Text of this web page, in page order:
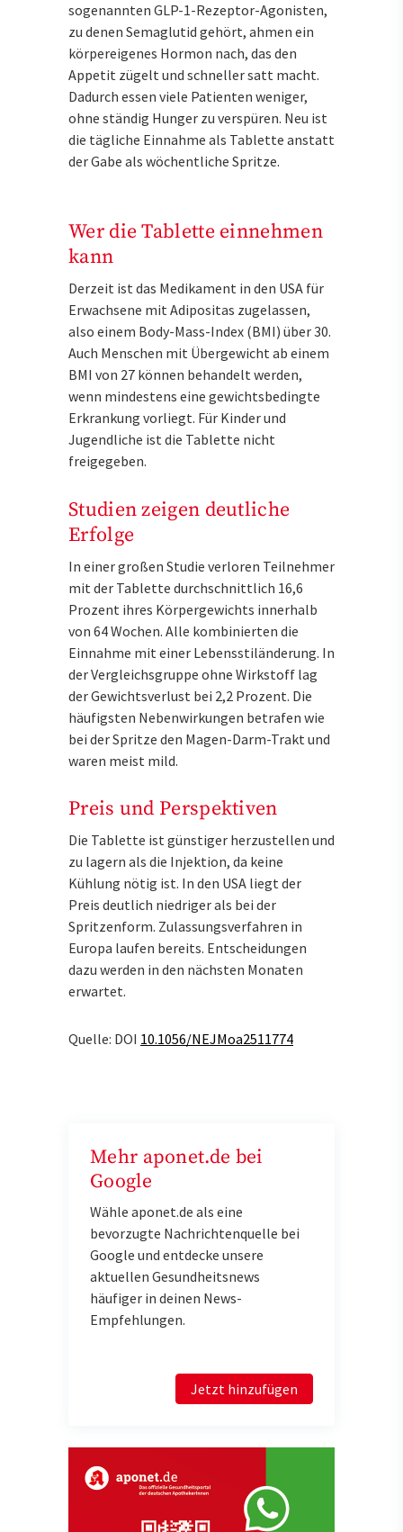
sogenannten GLP-1-Rezeptor-Agonisten,
zu denen Semaglutid gehört, ahmen ein
körpereigenes Hormon nach, das den
Appetit zügelt und schneller satt macht.
Dadurch essen viele Patienten weniger,
ohne ständig Hunger zu verspüren. Neu ist
die tägliche Einnahme als Tablette anstatt
der Gabe als wöchentliche Spritze.
Wer die Tablette einnehmen
kann
Derzeit ist das Medikament in den USA für
Erwachsene mit Adipositas zugelassen,
also einem Body-Mass-Index (BMI) über 30.
Auch Menschen mit Übergewicht ab einem
BMI von 27 können behandelt werden,
wenn mindestens eine gewichtsbedingte
Erkrankung vorliegt. Für Kinder und
Jugendliche ist die Tablette nicht
freigegeben.
Studien zeigen deutliche
Erfolge
In einer großen Studie verloren Teilnehmer
mit der Tablette durchschnittlich 16,6
Prozent ihres Körpergewichts innerhalb
von 64 Wochen. Alle kombinierten die
Einnahme mit einer Lebensstiländerung. In
der Vergleichsgruppe ohne Wirkstoff lag
der Gewichtsverlust bei 2,2 Prozent. Die
häufigsten Nebenwirkungen betrafen wie
bei der Spritze den Magen-Darm-Trakt und
waren meist mild.
Preis und Perspektiven
Die Tablette ist günstiger herzustellen und
zu lagern als die Injektion, da keine
Kühlung nötig ist. In den USA liegt der
Preis deutlich niedriger als bei der
Spritzenform. Zulassungsverfahren in
Europa laufen bereits. Entscheidungen
dazu werden in den nächsten Monaten
erwartet.
Quelle: DOI 10.1056/NEJMoa2511774
Mehr aponet.de bei
Google
Wähle aponet.de als eine
bevorzugte Nachrichtenquelle bei
Google und entdecke unsere
aktuellen Gesundheitsnews
häufiger in deinen News-
Empfehlungen.
Jetzt hinzufügen